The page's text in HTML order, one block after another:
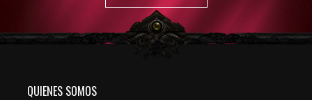
QUIENES SOMOS